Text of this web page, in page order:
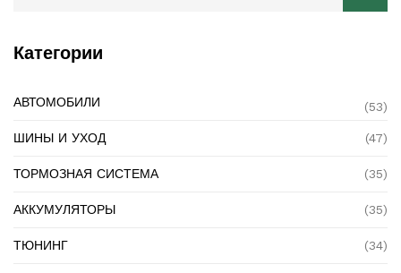
Категории
АВТОМОБИЛИ (53)
ШИНЫ И УХОД (47)
ТОРМОЗНАЯ СИСТЕМА (35)
АККУМУЛЯТОРЫ (35)
ТЮНИНГ (34)